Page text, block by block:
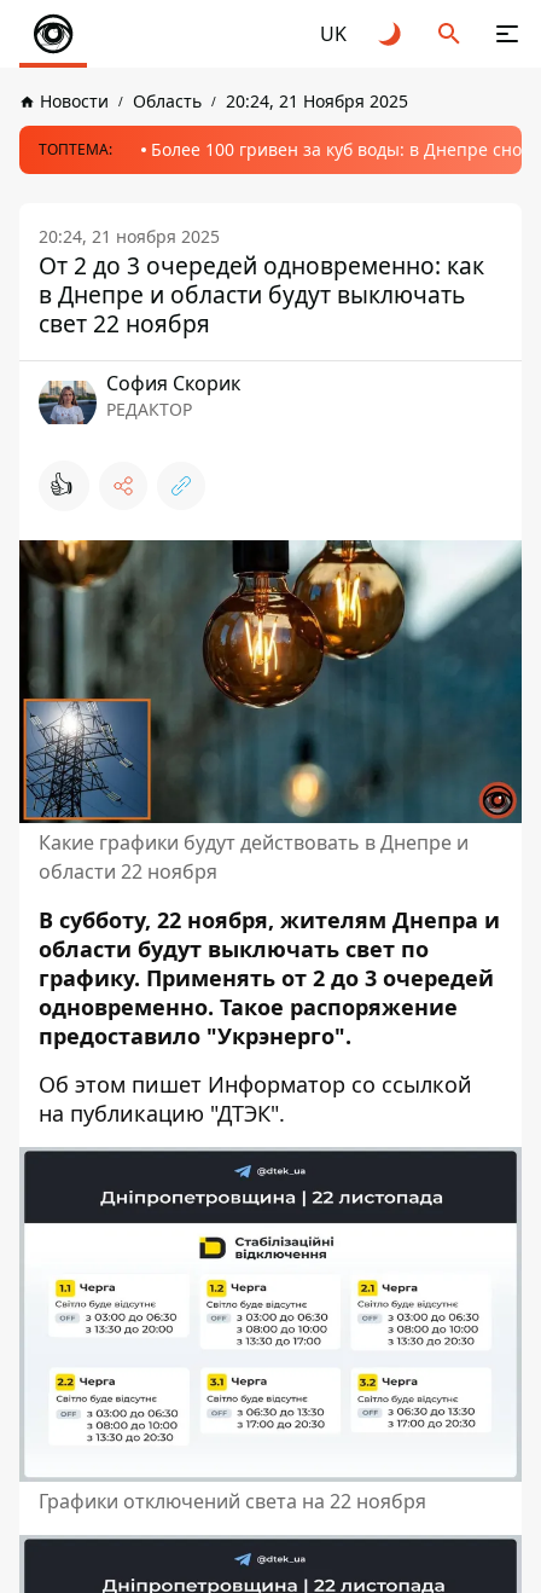
UK
Новости Область 20:24, 21 Ноября 2025
ТОПТЕМА: Более 100 гривен за куб воды: в Днепре
20:24, 21 ноября 2025
От 2 до 3 очередей одновременно: как
в Днепре и области будут выключать
свет 22 ноября
София Скорик
РЕДАКТОР
👍
Какие графики будут действовать в Днепре и
области 22 ноября
В субботу, 22 ноября, жителям Днепра и
области будут выключать свет по
графику. Применять от 2 до 3 очередей
одновременно. Такое распоряжение
предоставило "Укрэнерго".
Об этом пишет Информатор со ссылкой
на публикацию "ДТЭК".
Графики отключений света на 22 ноября